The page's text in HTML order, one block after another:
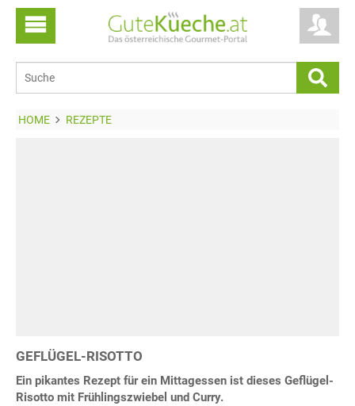
HOME REZEPTE
GEFLÜGEL-RISOTTO
Ein pikantes Rezept für ein Mittagessen ist dieses Geflügel-
Risotto mit Frühlingszwiebel und Curry.